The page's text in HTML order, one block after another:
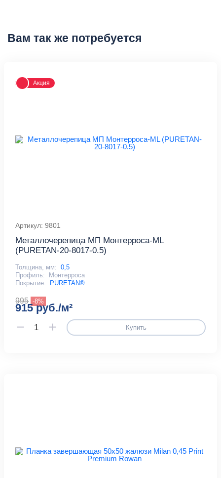
Вам так же потребуется
Акция
Артикул: 9801
Металлочерепица МП Монтерроса-ML
(PURETAN-20-8017-0.5)
Толщина, мм: 0,5
Профиль:
Монтерроса
Покрытие:
PURETAN®
995 -8%
915 руб./м²
Купить